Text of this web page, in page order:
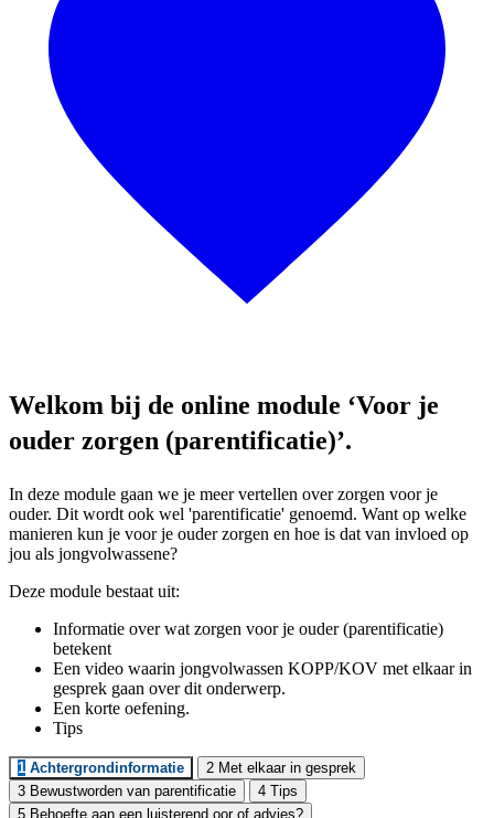
Welkom bij de online module ‘Voor je
ouder zorgen (parentificatie)’.
In deze module gaan we je meer vertellen over zorgen voor je
ouder. Dit wordt ook wel 'parentificatie' genoemd. Want op welke
manieren kun je voor je ouder zorgen en hoe is dat van invloed op
jou als jongvolwassene?
Deze module bestaat uit:
Informatie over wat zorgen voor je ouder (parentificatie)
betekent
Een video waarin jongvolwassen KOPP/KOV met elkaar in
gesprek gaan over dit onderwerp.
Een korte oefening.
Tips
1 Achtergrondinformatie 2 Met elkaar in gesprek
3 Bewustworden van parentificatie 4 Tips
5 Behoefte aan een luisterend oor of advies?